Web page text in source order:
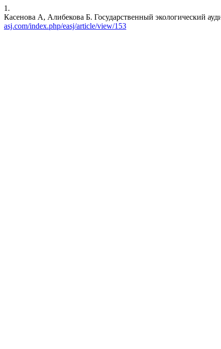
1.
Касенова А, Алибекова Б. Государственный экологический
asj.com/index.php/easj/article/view/153